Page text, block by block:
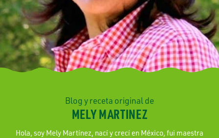
Blog y receta original de
MELY MARTINEZ
Hola, soy Mely Martínez, nací y crecí en México, fui maestra